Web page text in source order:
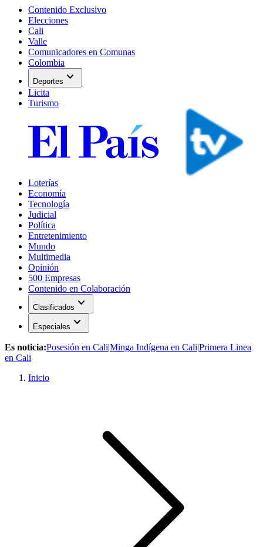
Contenido Exclusivo
Elecciones
Cali
Valle
Comunicadores en Comunas
Colombia
Deportes expand_more
Licita
Turismo
Loterías
Economía
Tecnología
Judicial
Política
Entretenimiento
Mundo
Multimedia
Opinión
500 Empresas
Contenido en Colaboración
Clasificados expand_more
Especiales expand_more
Es noticia:Posesión en Cali|Minga Indígena en Cali|Primera Linea
en Cali
Inicio